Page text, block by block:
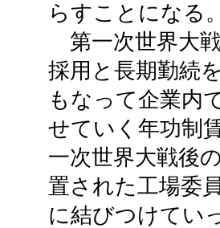
らすことになる
第一次世界大
採用と長期勤続
もなって企業内
せていく年功制
一次世界大戦後
置された工場委
に結びつけてい